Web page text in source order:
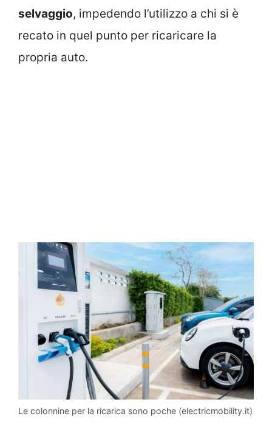
selvaggio, impedendo l’utilizzo a chi si è
recato in quel punto per ricaricare la
propria auto.
Le colonnine per la ricarica sono poche (electricmobility.it)